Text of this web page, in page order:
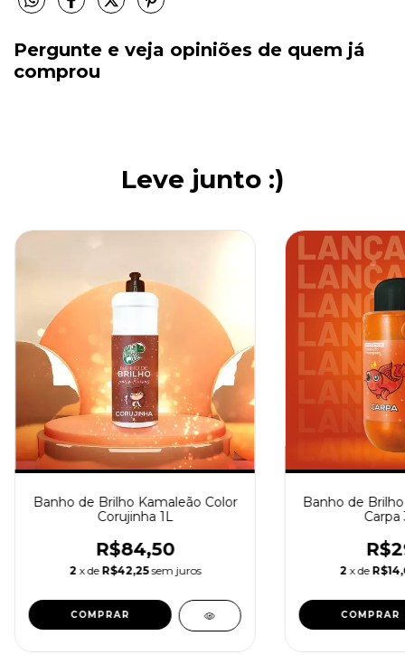
Pergunte e veja opiniões de quem já
comprou
Leve junto :)
Banho de Brilho Kamaleão Color
Corujinha 1L
R$84,50
2 x de R$42,25 sem juros
Banho de
2 x de